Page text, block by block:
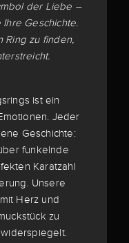
der Liebe –
Geschichte.
Ring zu finden,
ist ein
Jeder
Geschichte:
funkelnde
Karatzahl
Unsere
Herz und
zu